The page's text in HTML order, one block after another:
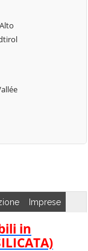
Imprese
in